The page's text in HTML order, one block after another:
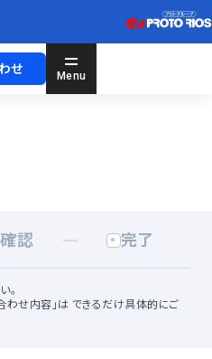
せ Menu
確認 完了
。
わせ内容」は できるだけ具体的にご